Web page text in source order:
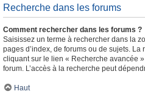
Recherche dans les forums
Comment rechercher dans les forums ?
Saisissez un terme à rechercher dans la
pages d’index, de forums ou de sujets.
cliquant sur le lien « Recherche avancée
forum. L’accès à la recherche peut
Haut